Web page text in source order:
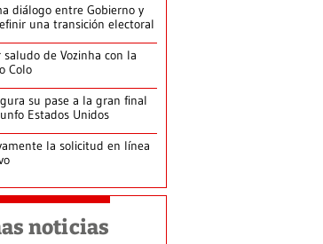
diálogo entre Gobierno y
una transición electoral
de Vozinha con la
Colo
su pase a la gran final
Estados Unidos
la solicitud en línea
noticias